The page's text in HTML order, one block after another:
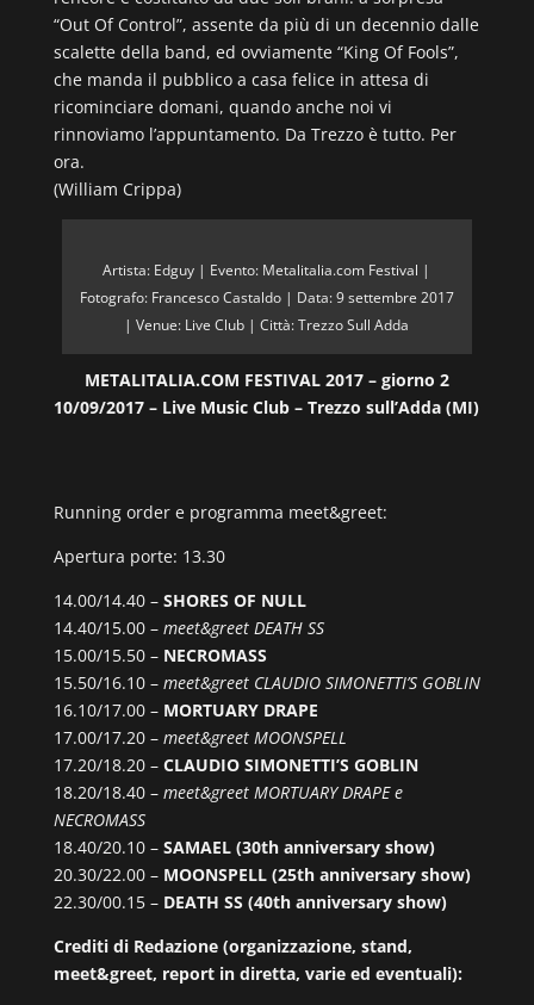
“Out Of Control”, assente da più di un decennio dalle
scalette della band, ed ovviamente “King Of Fools”,
che manda il pubblico a casa felice in attesa di
ricominciare domani, quando anche noi vi
rinnoviamo l’appuntamento. Da Trezzo è tutto. Per
ora.
(William Crippa)
Artista: Edguy | Evento: Metalitalia.com Festival |
Fotografo: Francesco Castaldo | Data: 9 settembre 2017
| Venue: Live Club | Città: Trezzo Sull Adda
METALITALIA.COM FESTIVAL 2017 – giorno 2
10/09/2017 – Live Music Club – Trezzo sull’Adda (MI)
Running order e programma meet&greet:
Apertura porte: 13.30
14.00/14.40 – SHORES OF NULL
14.40/15.00 – meet&greet DEATH SS
15.00/15.50 – NECROMASS
15.50/16.10 – meet&greet CLAUDIO SIMONETTI’S GOBLIN
16.10/17.00 – MORTUARY DRAPE
17.00/17.20 – meet&greet MOONSPELL
17.20/18.20 – CLAUDIO SIMONETTI’S GOBLIN
18.20/18.40 – meet&greet MORTUARY DRAPE e
NECROMASS
18.40/20.10 – SAMAEL (30th anniversary show)
20.30/22.00 – MOONSPELL (25th anniversary show)
22.30/00.15 – DEATH SS (40th anniversary show)
Crediti di Redazione (organizzazione, stand,
meet&greet, report in diretta, varie ed eventuali):